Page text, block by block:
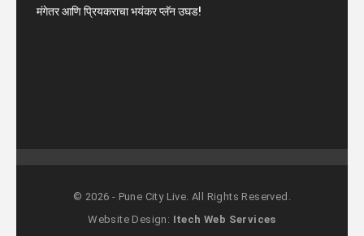
मंगेतर आणि प्रियकराचा भयंकर प्लॅन उघड!
© 2026 - Pune City Live. All Rights Reserved.
Website Design: Itech Web Services